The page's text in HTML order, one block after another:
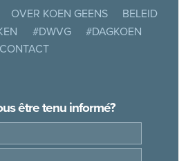
OVER KOEN GEENS
BELEID
#DWVG
#DAGKOEN
CONTACT
être tenu informé?